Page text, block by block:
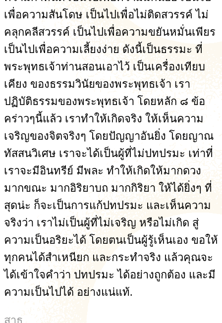
เพื่อความสันโดษ เป็นไปเพื่อไม่ติดสวรรค์ ไม่
คลุกคลีสวรรค์ เป็นไปเพื่อความขยันหมั่นเพียร
เป็นไปเพื่อความเลี้ยงง่าย ดังนี้เป็นธรรมะ ที่
พระพุทธเจ้าท่านสอนเอาไว้ เป็นเครื่องเทียบ
เคียง ของธรรมวินัยของพระพุทธเจ้า เรา
ปฏิบัติธรรมของพระพุทธเจ้า โดยหลัก ๘ ข้อ
คร่าวๆนี้แล้ว เราทำให้เกิดจริง ให้เห็นความ
เจริญของจิตจริงๆ โดยปัญญาอันยิ่ง โดยญาณ
ทัสสนวิเศษ เราจะได้เป็นผู้ที่ไม่ปทปรมะ เท่าที่
เราจะมีอินทรีย์ มีพละ ทำให้เกิดให้มากดวง
มากขณะ มากอิริยาบถ มากกิริยา ให้ได้ยิ่งๆ ที่
สุดน่ะ ก็จะเป็นการแก้ปทปรมะ และเห็นความ
จริงว่า เราไม่เป็นผู้ที่ไม่เจริญ หรือไม่เกิด สู่
ความเป็นอริยะได้ โดยตนเป็นผู้รู้เห็นเอง ขอให้
ทุกคนได้สำเหนียก และกระทำจริง แล้วคุณจะ
ได้เข้าใจคำว่า ปทปรมะ ได้อย่างถูกต้อง และมี
ความเป็นไปได้ อย่างแน่แท้.
สาธุ